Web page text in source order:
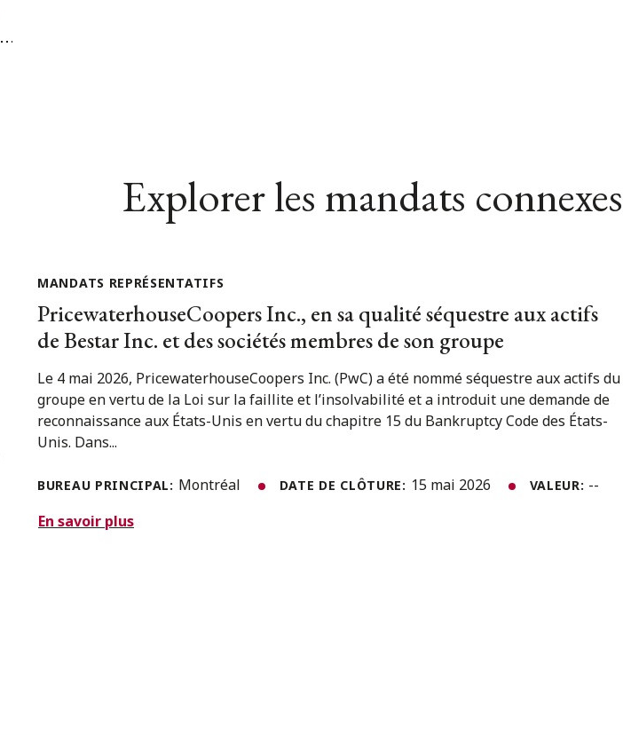
Explorer les mandats connexes
MANDATS REPRÉSENTATIFS
PricewaterhouseCoopers Inc., en sa qualité séquestre aux actifs
de Bestar Inc. et des sociétés membres de son groupe
Le 4 mai 2026, PricewaterhouseCoopers Inc. (PwC) a été nommé séquestre aux actifs du
groupe en vertu de la Loi sur la faillite et l’insolvabilité et a introduit une demande de
reconnaissance aux États-Unis en vertu du chapitre 15 du Bankruptcy Code des États-
Unis. Dans...
BUREAU PRINCIPAL: Montréal DATE DE CLÔTURE: 15 mai 2026 VALEUR: --
En savoir plus